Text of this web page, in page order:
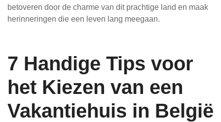
betoveren door de charme van dit prachtige land en maak
herinneringen die een leven lang meegaan.
7 Handige Tips voor
het Kiezen van een
Vakantiehuis in België